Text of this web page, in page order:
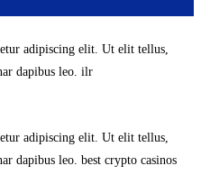
adipiscing elit. Ut elit tellus,
dapibus leo. ilr
adipiscing elit. Ut elit tellus,
dapibus leo. best crypto casinos